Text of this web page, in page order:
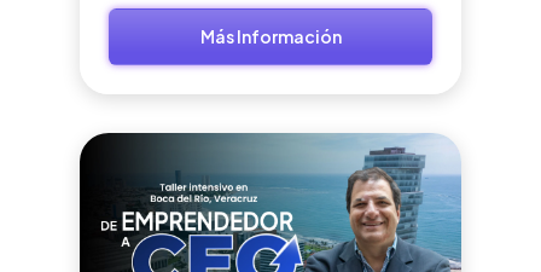
Más Información